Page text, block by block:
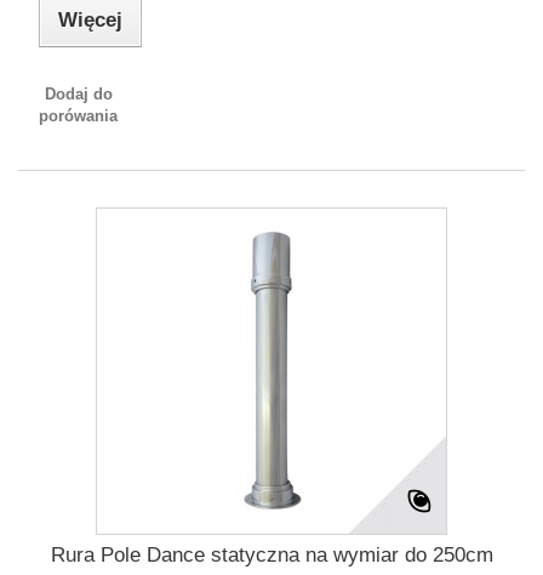
Więcej
Dodaj do
porówania
Rura Pole Dance statyczna na wymiar do 250cm